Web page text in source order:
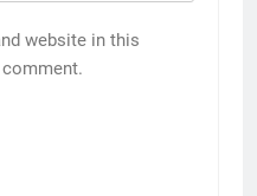
website in this
SD Negeri Jetak
Tetap Semangat KBM